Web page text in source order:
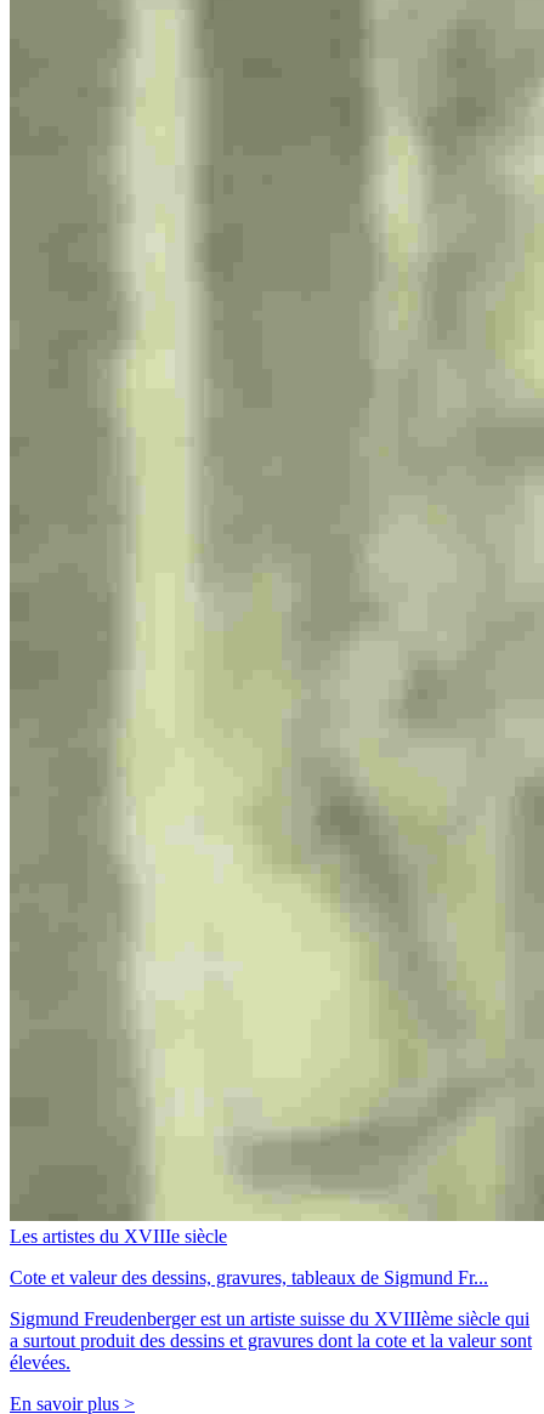
Les artistes du XVIIIe siècle
Cote et valeur des dessins, gravures, tableaux de Sigmund Fr...
Sigmund Freudenberger est un artiste suisse du XVIIIème siècle qui
a surtout produit des dessins et gravures dont la cote et la valeur sont
élevées.
En savoir plus >